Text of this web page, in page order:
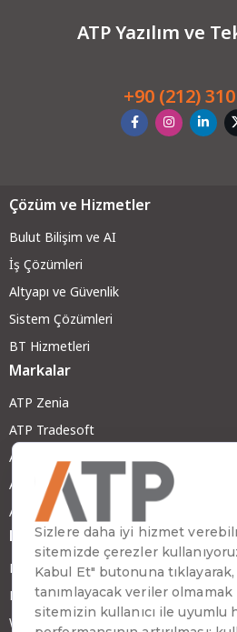
ATP Yazılım ve
+90 (212)
Çözüm ve Hizmetler
Bulut Bilişim ve AI
İş Çözümleri
Altyapı ve Güvenlik
Sistem Çözümleri
BT Hizmetleri
Markalar
ATP Zenia
ATP Tradesoft
ATP Digital
ATP GreenX
ATP RobotX
Haber ve Makaleler
Blog ve Yazılar
Haberler
Webinar ve Teknoloji Sohbetleri